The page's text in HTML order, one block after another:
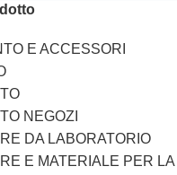
E ACCESSORI
NEGOZI
DA LABORATORIO
E MATERIALE PER LA